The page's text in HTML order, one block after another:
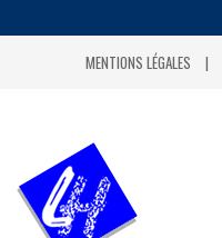
MENTIONS LÉGALES